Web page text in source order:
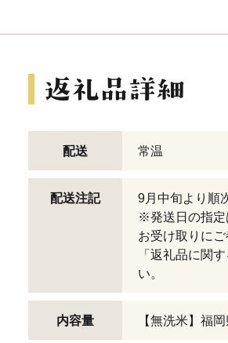
配送 常温
配送注記
9月中旬より順
※発送日の指定
お受け取りに
「返礼品に関
い。
内容量 【無洗米】福